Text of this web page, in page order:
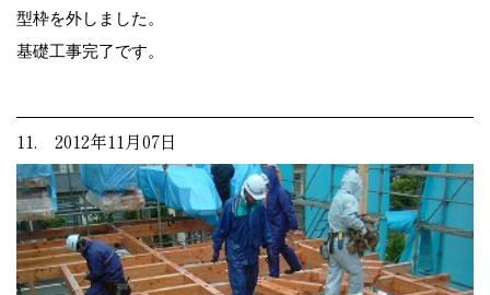
型枠を外しました。
基礎工事完了です。
11. 2012年11月07日